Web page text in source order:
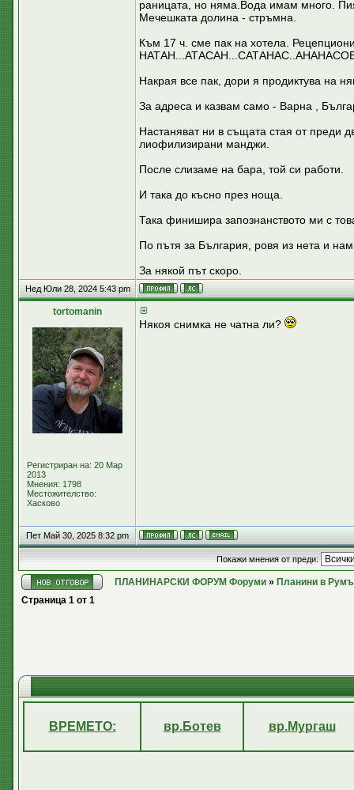
раницата, но няма.Вода имам много.
Мечешката долина - стръмна.
Към 17 ч. сме пак на хотела.
Накрая все пак, дори я продиктува на
За адреса и казвам само - Варна ,
Настаняват ни в същата стая от преди
лиофилизирани манджи.
После слизаме на бара, той си работи.
И така до късно през ноща.
Така финишира запознанството ми с
По пътя за България, ровя из нета и
За някой път скоро.
Нед Юли 28, 2024 5:43 pm
tortomanin
Регистриран на: 20 Мар
2013
Мнения: 1798
Местожителство:
Хасково
Някоя снимка не чатна ли?
Пет Май 30, 2025 8:32 pm
Покажи мнения от преди:
ПЛАНИНАРСКИ ФОРУМ Форуми » Планини в
Страница 1 от 1
ВРЕМЕТО: вр.Ботев вр.Мургаш